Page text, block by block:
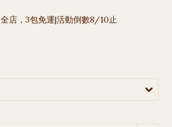
全店，3包免運|活動倒數8/10止